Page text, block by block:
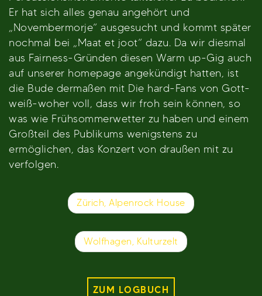
Er hat sich alles genau angehört und
„Novembermorje“ ausgesucht und kommt später
nochmal bei „Maat et joot“ dazu. Da wir diesmal
aus Fairness-Gründen diesen Warm up-Gig auch
auf unserer homepage angekündigt hatten, ist
die Bude dermaßen mit Die hard-Fans von Gott-
weiß-woher voll, dass wir froh sein können, so
was wie Frühsommerwetter zu haben und einem
Großteil des Publikums wenigstens zu
ermöglichen, das Konzert von draußen mit zu
verfolgen.
Beitragsnavigation
Zürich, Alpenrock House
Wolfhagen, Kulturzelt
ZUM LOGBUCH